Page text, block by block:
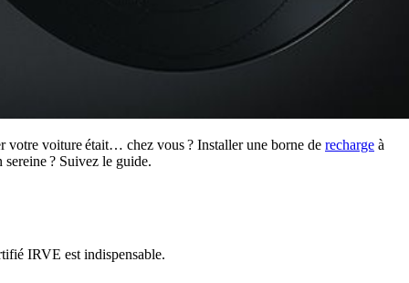
votre voiture était… chez vous ? Installer une borne de recharge à
? Suivez le guide.
IRVE est indispensable.